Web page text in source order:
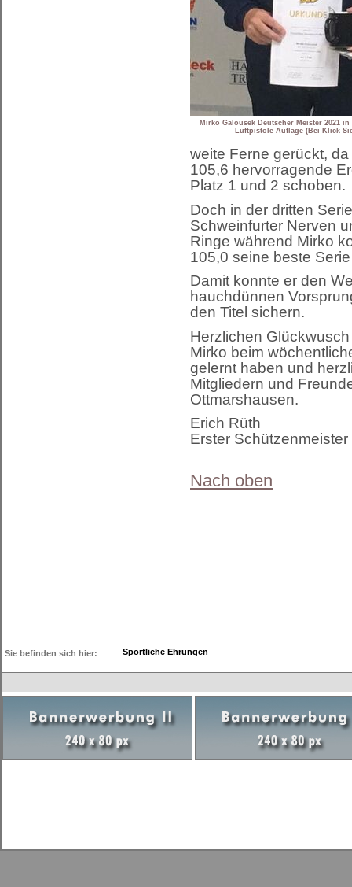
Mirko Galousek Deutscher Meister 2021
Luftpistole Auflage (Bei Klick
weite Ferne gerückt,
105,6 hervorragende
Platz 1 und 2 schoben.
Doch in der dritten
Schweinfurter Nerven
Ringe während Mirko
105,0 seine beste
Damit konnte er den
hauchdünnen
den Titel sichern.
Herzlichen
Mirko beim
gelernt haben und
Mitgliedern und
Ottmarshausen.
Erich Rüth
Erster
Nach oben
Sie befinden sich hier: Sportliche Ehrungen